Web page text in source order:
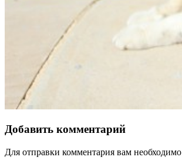
Добавить комментарий
Для отправки комментария вам необходимо